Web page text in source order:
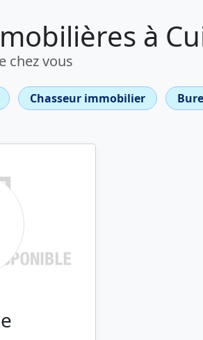
à
chez vous
Chasseur immobilier